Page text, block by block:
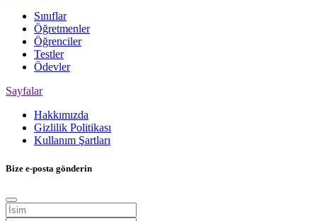
Sınıflar
Öğretmenler
Öğrenciler
Testler
Ödevler
Sayfalar
Hakkımızda
Gizlilik Politikası
Kullanım Şartları
Bize e-posta gönderin